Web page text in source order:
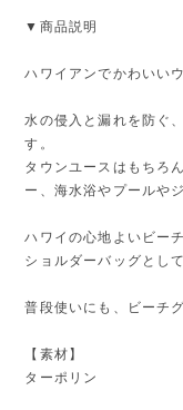
▼商品説明
ハワイアンでかわいい
水の侵入と漏れを防ぐ
す。
タウンユースはもちろ
ー、海水浴やプールや
ハワイの心地よいビー
ショルダーバッグとし
普段使いにも、ビーチ
【素材】
ターポリン